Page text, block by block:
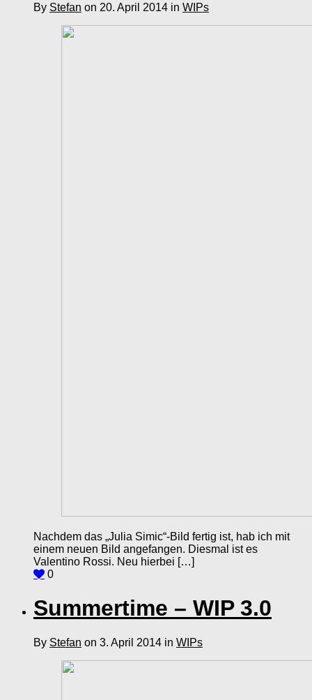
By Stefan on 20. April 2014 in WIPs
Nachdem das „Julia Simic“-Bild fertig ist, hab ich mit
einem neuen Bild angefangen. Diesmal ist es
Valentino Rossi. Neu hierbei […]
0
Summertime – WIP 3.0
By Stefan on 3. April 2014 in WIPs